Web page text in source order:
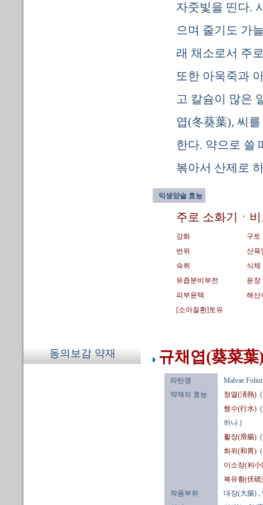
자줏빛을 띤다.
으며 줄기도 가
래 채소로서 주
또한 아욱죽과
고 칼슘이 많은
엽(冬葵葉), 씨
한다. 약으로 쓸
볶아서 산제로
익생양술 효능
주로 소화기ㆍ
강화
구토
번위
산욕
숙취
식체
유즙분비부전
윤장
피부윤택
해산
[소아질환]토유
동의보감 약재 규채엽(葵菜
라틴명
Malvae
약재의 효능
청열(淸熱)
행수(行水)
하나.)
활장(滑腸)
화위(和胃)
이소장(利小
복유황(伏硫
작용부위
대장(大腸)